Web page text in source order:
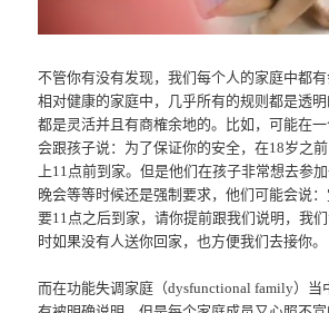
不管你有没有发现，我们每个人的家庭中都
相对健康的家庭中，几乎所有的规则都是透
都是灵活并且有商榷余地的。比如，可能在
会跟孩子说：为了保证你的安全，在18岁之
上11点前到家。但是他们在孩子非常想去参
晚会等等时候还是强制要求，他们可能会说
要11点之后到家，请你提前跟我们说明，我
时如果没有人送你回家，也方便我们去接你。
而在功能失调家庭（dysfunctional family）当